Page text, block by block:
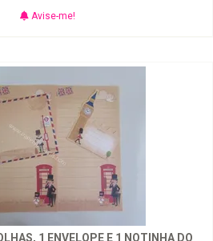
Avise-me!
1 ENVELOPE E 1 NOTINHA DO